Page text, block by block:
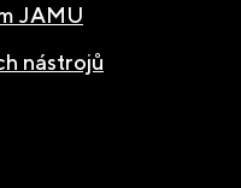
JAMU
nástrojů